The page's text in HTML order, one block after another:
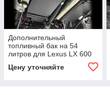
Дополнительный
топливный бак на 54
литров для Lexus LX 600
2024+ Лексус
Цену уточняйте